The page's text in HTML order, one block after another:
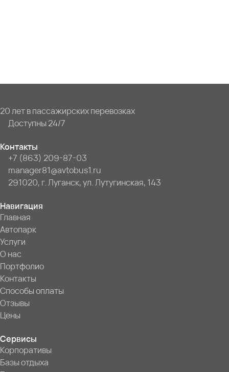
20 лет в пассажирских перевозках
Доступны 24/7
Контакты
+7 (863) 209-87-03
manager81@avtobus1.ru
291020, г. Луганск, ул. Лутугинская, 143
Навигация
Главная
Автопарк
Услуги
О нас
Портфолио
Контакты
Способы оплаты
Отзывы
Цены
Сервисы
Корпоративы
Базы отдыха